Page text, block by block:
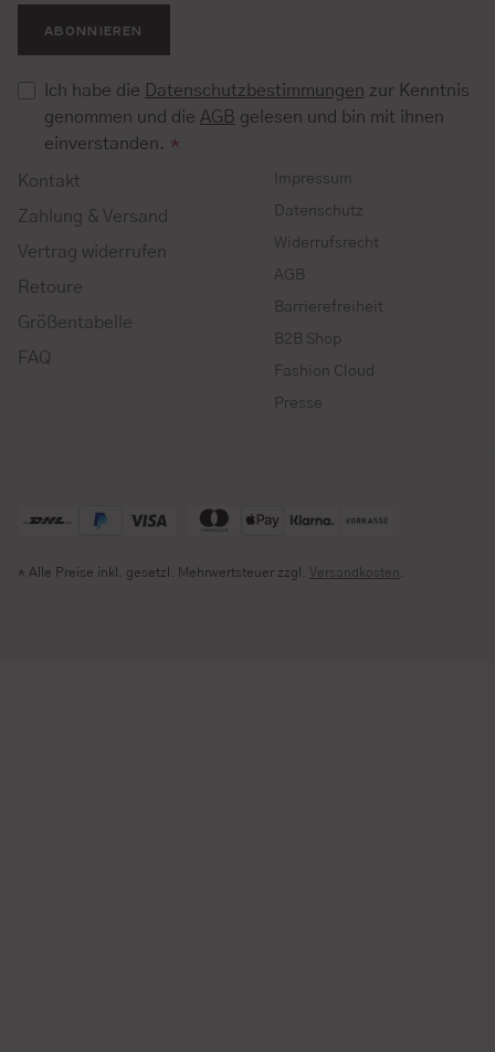
ABONNIEREN
Ich habe die Datenschutzbestimmungen zur Kenntnis
genommen und die AGB gelesen und bin mit ihnen
einverstanden. *
Kontakt
Zahlung & Versand
Vertrag widerrufen
Retoure
Größentabelle
FAQ
Impressum
Datenschutz
Widerrufsrecht
AGB
Barrierefreiheit
B2B Shop
Fashion Cloud
Presse
* Alle Preise inkl. gesetzl. Mehrwertsteuer zzgl. Versandkosten